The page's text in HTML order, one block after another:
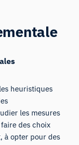
heuristiques
les mesures
des choix
à opter pour des